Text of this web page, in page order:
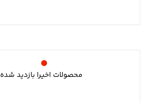
محصولات اخیرا بازدید شده